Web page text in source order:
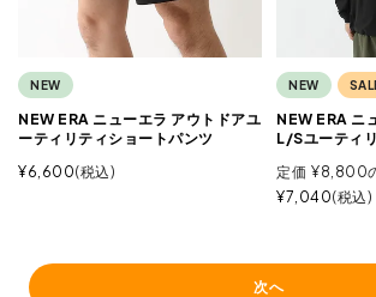
NEW
NEW ERA ニューエラ アウトドアユ
ーティリティショートパンツ
¥6,600 税込
NEW
NEW ERA ニ
L/Sユーティ
定価 ¥8,800
¥7,040 税込
次へ